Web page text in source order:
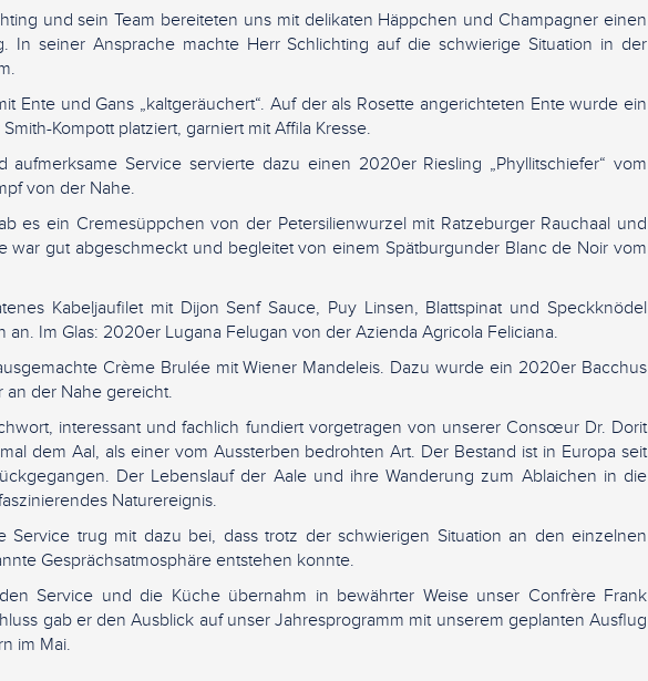
und sein Team bereiteten uns mit delikaten Häppchen und Champagner einen
In seiner Ansprache machte Herr Schlichting auf die schwierige Situation in der
Ente und Gans „kaltgeräuchert“. Auf der als Rosette angerichteten Ente wurde ein
Kompott platziert, garniert mit Affila Kresse.
aufmerksame Service servierte dazu einen 2020er Riesling „Phyllitschiefer“ vom
von der Nahe.
es ein Cremesüppchen von der Petersilienwurzel mit Ratzeburger Rauchaal und
war gut abgeschmeckt und begleitet von einem Spätburgunder Blanc de Noir vom
Kabeljaufilet mit Dijon Senf Sauce, Puy Linsen, Blattspinat und Speckknödel
an. Im Glas: 2020er Lugana Felugan von der Azienda Agricola Feliciana.
Crème Brulée mit Wiener Mandeleis. Dazu wurde ein 2020er Bacchus
an der Nahe gereicht.
interessant und fachlich fundiert vorgetragen von unserer Consœur Dr. Dorit
dem Aal, als einer vom Aussterben bedrohten Art. Der Bestand ist in Europa seit
Der Lebenslauf der Aale und ihre Wanderung zum Ablaichen in die
Naturereignis.
Service trug mit dazu bei, dass trotz der schwierigen Situation an den einzelnen
Gesprächsatmosphäre entstehen konnte.
Service und die Küche übernahm in bewährter Weise unser Confrère Frank
gab er den Ausblick auf unser Jahresprogramm mit unserem geplanten Ausflug
im Mai.